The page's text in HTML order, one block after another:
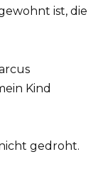
ist, die
Kind
gedroht.